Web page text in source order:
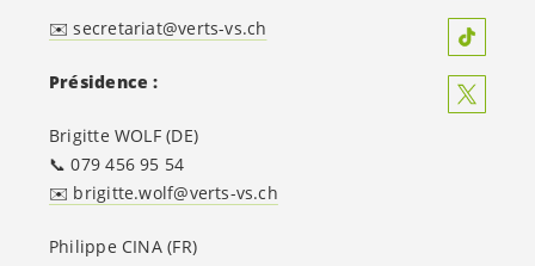
✉️ secretariat@verts-vs.ch
Présidence :
Brigitte WOLF (DE)
📞 079 456 95 54
✉️ brigitte.wolf@verts-vs.ch
Philippe CINA (FR)